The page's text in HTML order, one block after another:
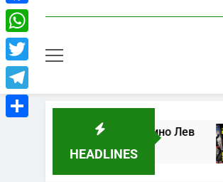
HEADLINES
Играть в онлайн казино Лев
Facebook
WhatsApp
Twitter
Telegram